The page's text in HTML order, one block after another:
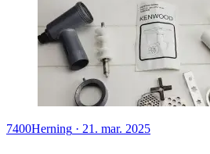
7400Herning · 21. mar. 2025